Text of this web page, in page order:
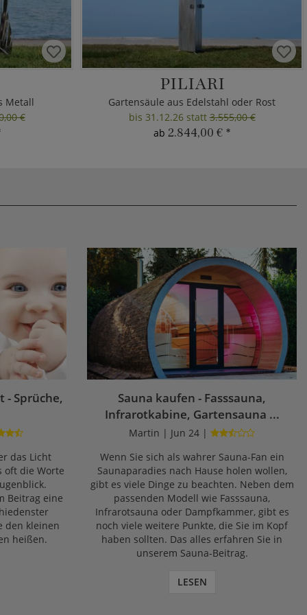
Metall
€
PILIARI
Gartensäule aus Edelstahl oder Rost
bis 31.12.26 statt3.555,00 €
ab 2.844,00 € *
- Sprüche,
das Licht
oft die Worte
Beitrag eine
den kleinen
heißen.
Sauna kaufen - Fasssauna,
Infrarotkabine, Gartensauna ...
Martin | Jun 24 |
Wenn Sie sich als wahrer Sauna-Fan ein
Saunaparadies nach Hause holen wollen,
gibt es viele Dinge zu beachten. Neben dem
passenden Modell wie Fasssauna,
Infrarotsauna oder Dampfkammer, gibt es
noch viele weitere Punkte, die Sie im Kopf
haben sollten. Das alles erfahren Sie in
unserem Sauna-Beitrag.
LESEN